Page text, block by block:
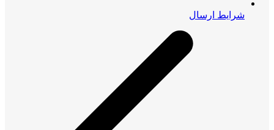
شرایط ارسال